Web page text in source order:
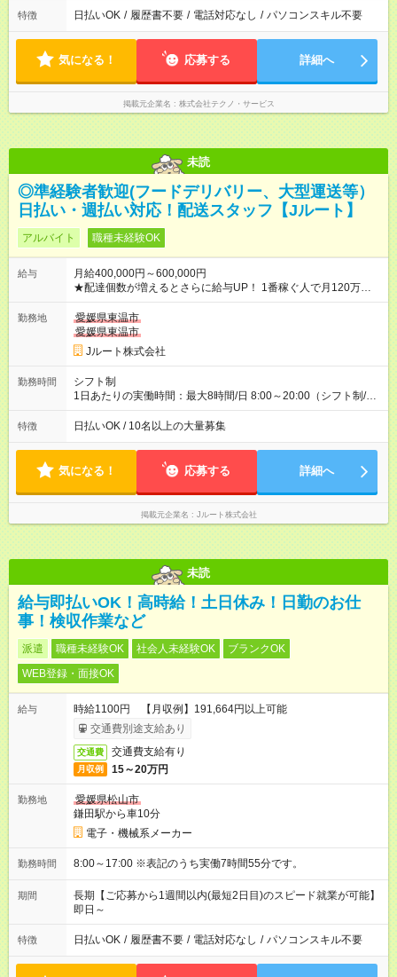
特徴 日払いOK / 履歴書不要 / 電話対応なし / パソコンスキル不要
気になる！ 応募する 詳細へ
掲載元企業名 株式会社テクノ・サービス
未読
◎準経験者歓迎(フードデリバリー、大型運送等）
日払い・週払い対応！配送スタッフ【Jルート】
アルバイト 職種未経験OK
給与
月給400,000円～600,000円
★配達個数が増えるとさらに給与UP！ 1番稼ぐ人で月120万ほ
ど！ ・主要都市エリア 月収55万円／週5日稼働 月収65万~112
万円／週6日稼働 ・地方郊外エリア 月収40万円／週5日稼働 月
収40万円~50万円／週6日稼働 ＜モデルイメージ＞ ■月収50万
円 (27歳男性/江東区在住)※元建築関係 1日150個配達×25日勤務
(日休み) ■月収80万円(43歳男性/墨田区在住)※元営業 1日200個
勤務地
愛媛県東温市
愛媛県東温市
Jルート株式会社
勤務時間
シフト制
1日あたりの実働時間：最大8時間/日 8:00～20:00（シフト制/実
働8時間） ※週5日勤務（場所次第では週4も有り） ※配達状況に
よって時間外での勤務可能性有り ※案件により多少の前後あり
特徴 日払いOK / 10名以上の大量募集
気になる！ 応募する 詳細へ
掲載元企業名 Jルート株式会社
未読
給与即払いOK！高時給！土日休み！日勤のお仕
事！検収作業など
派遣 職種未経験OK 社会人未経験OK
ブランクOK
WEB登録・面接OK
給与
時給1100円 【月収例】191,664円以上可能
交通費別途支給あり
交通費 交通費支給有り
月収例 15～20万円
勤務地
愛媛県松山市
鎌田駅から車10分
電子・機械系メーカー
勤務時間 8:00～17:00 ※表記のうち実働7時間55分です。
期間
長期【ご応募から1週間以内(最短2日目)のスピード就業が可能】
即日～
特徴 日払いOK / 履歴書不要 / 電話対応なし / パソコンスキル不要